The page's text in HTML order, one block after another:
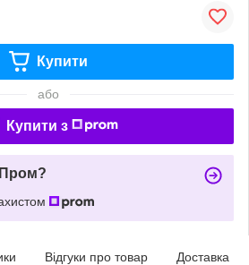
Купити
або
Купити з
Пром?
Відгуки про товар Доставка